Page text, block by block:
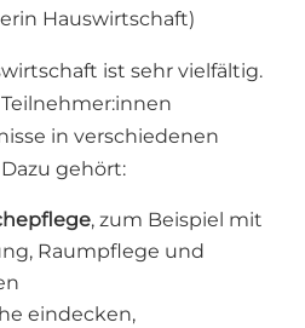
Hauswirtschaft)
ist sehr vielfältig.
in verschiedenen
gehört:
, zum Beispiel mit
Raumpflege und
eindecken,